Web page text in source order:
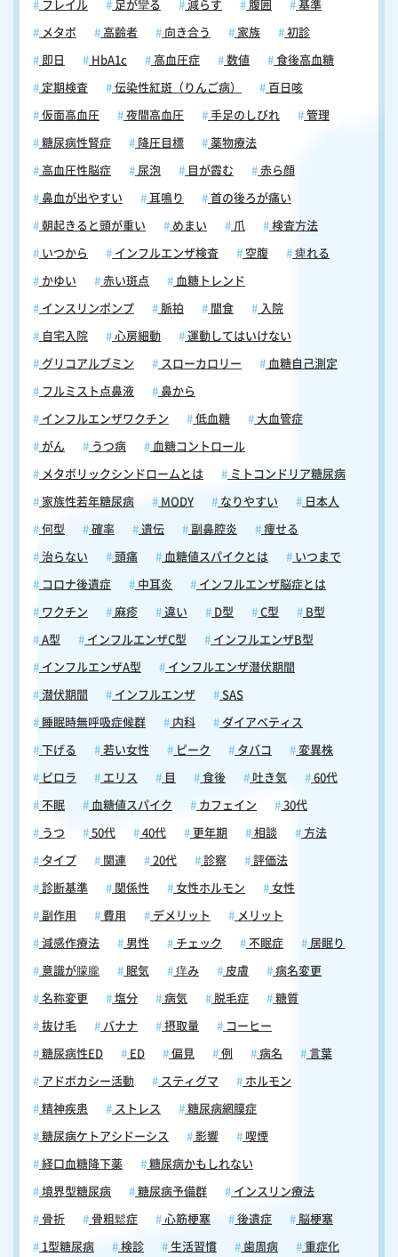
フレイル 足が攣る 減らす 腹囲 基準
メタボ 高齢者 向き合う 家族 初診
即日 HbA1c 高血圧症 数値 食後高血糖
定期検査 伝染性紅斑（りんご病） 百日咳
仮面高血圧 夜間高血圧 手足のしびれ 管理
糖尿病性腎症 降圧目標 薬物療法
高血圧性脳症 尿泡 目が霞む 赤ら顔
鼻血が出やすい 耳鳴り 首の後ろが痛い
朝起きると頭が重い めまい 爪 検査方法
いつから インフルエンザ検査 空腹 痺れる
かゆい 赤い斑点 血糖トレンド
インスリンポンプ 脈拍 間食 入院
自宅入院 心房細動 運動してはいけない
グリコアルブミン スローカロリー 血糖自己測定
フルミスト点鼻液 鼻から
インフルエンザワクチン 低血糖 大血管症
がん うつ病 血糖コントロール
メタボリックシンドロームとは ミトコンドリア糖尿病
家族性若年糖尿病 MODY なりやすい 日本人
何型 確率 遺伝 副鼻腔炎 痩せる
治らない 頭痛 血糖値スパイクとは いつまで
コロナ後遺症 中耳炎 インフルエンザ脳症とは
ワクチン 麻疹 違い D型 C型 B型
A型 インフルエンザC型 インフルエンザB型
インフルエンザA型 インフルエンザ潜伏期間
潜伏期間 インフルエンザ SAS
睡眠時無呼吸症候群 内科 ダイアベティス
下げる 若い女性 ピーク タバコ 変異株
ピロラ エリス 目 食後 吐き気 60代
不眠 血糖値スパイク カフェイン 30代
うつ 50代 40代 更年期 相談 方法
タイプ 関連 20代 診察 評価法
診断基準 関係性 女性ホルモン 女性
副作用 費用 デメリット メリット
減感作療法 男性 チェック 不眠症 居眠り
意識が朦朧 眠気 痒み 皮膚 病名変更
名称変更 塩分 病気 脱毛症 糖質
抜け毛 バナナ 摂取量 コーヒー
糖尿病性ED ED 偏見 例 病名 言葉
アドボカシー活動 スティグマ ホルモン
精神疾患 ストレス 糖尿病網膜症
糖尿病ケトアシドーシス 影響 喫煙
経口血糖降下薬 糖尿病かもしれない
境界型糖尿病 糖尿病予備群 インスリン療法
骨折 骨粗鬆症 心筋梗塞 後遺症 脳梗塞
1型糖尿病 検診 生活習慣 歯周病 重症化